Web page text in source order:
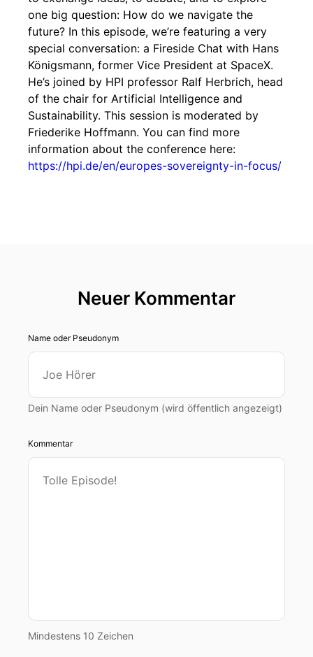
one big question: How do we navigate the
future? In this episode, we’re featuring a very
special conversation: a Fireside Chat with Hans
Königsmann, former Vice President at SpaceX.
He’s joined by HPI professor Ralf Herbrich, head
of the chair for Artificial Intelligence and
Sustainability. This session is moderated by
Friederike Hoffmann. You can find more
information about the conference here:
https://hpi.de/en/europes-sovereignty-in-focus/
Neuer Kommentar
Name oder Pseudonym
Dein Name oder Pseudonym (wird öffentlich angezeigt)
Kommentar
Mindestens 10 Zeichen